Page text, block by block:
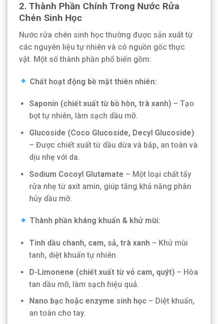
2. Thành Phần Chính Trong Nước Rửa
Chén Sinh Học
Nước rửa chén sinh học thường được sản xuất từ
các nguyên liệu tự nhiên và có nguồn gốc thực
vật. Một số thành phần phổ biến gồm:
Chất hoạt động bề mặt thiên nhiên:
Saponin (chiết xuất từ bồ hòn, trà xanh)– Tạo
bọt tự nhiên, làm sạch dầu mỡ.
Glucoside (Coco Glucoside, Decyl Glucoside)
– Được chiết xuất từ dầu dừa và bắp, an toàn và
dịu nhẹ với da.
Sodium Cocoyl Glutamate – Một loại chất tẩy
rửa nhẹ từ axit amin, giúp tăng khả năng phân
hủy dầu mỡ.
Thành phần kháng khuẩn & khử mùi:
Tinh dầu chanh, cam, sả, trà xanh– Khử mùi
tanh, diệt khuẩn tự nhiên.
D-Limonene (chiết xuất từ vỏ cam, quýt)– Hòa
tan dầu mỡ, làm sạch hiệu quả.
Nano bạc hoặc enzyme sinh học– Diệt khuẩn,
an toàn cho tay.